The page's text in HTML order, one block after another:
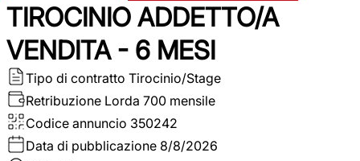
TIROCINIO ADDETTO/A
VENDITA - 6 MESI
Tipo di contratto Tirocinio/Stage
Retribuzione Lorda 700 mensile
Codice annuncio 350242
Data di pubblicazione 8/8/2026